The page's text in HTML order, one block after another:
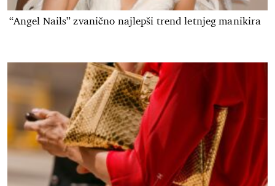
“Angel Nails” zvanično najlepši trend letnjeg manikira